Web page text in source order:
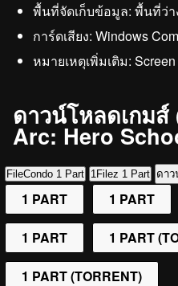
พื้นที่จัดเก็บข้อมูล: พื้นที่ว่า
การ์ดเสียง: Windows
หมายเหตุเพิ่มเติม:
ดาวน์โหลดเกมส์
Arc: Hero
FileCondo 1 Part 1Filez 1 Part ดา
1 PART 1 PART
1 PART 1 PART
1 PART (TORRENT)